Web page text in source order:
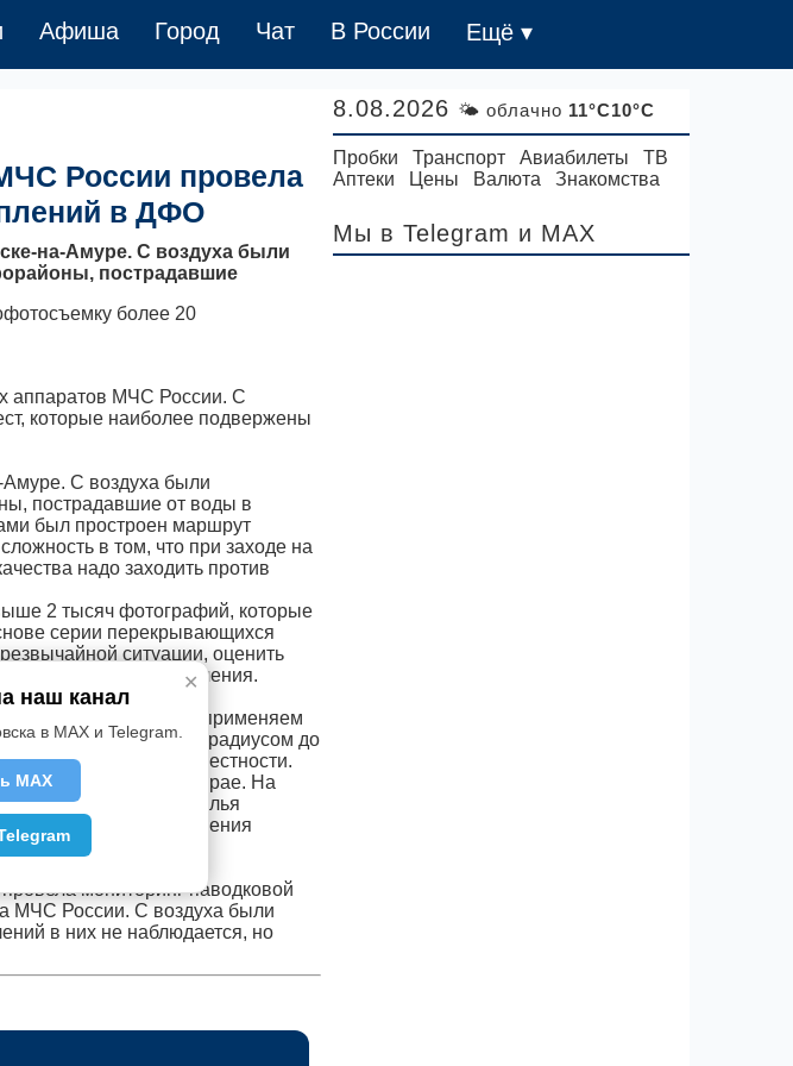
Афиша Город Чат В России Ещё ▾
России провела
в ДФО
на-Амуре. С воздуха были
пострадавшие
аппаратов МЧС России. С
которые наиболее подвержены
Амуре. С воздуха были
пострадавшие от воды в
был простроен маршрут
в том, что при заходе на
надо заходить против
2 тысяч фотографий, которые
серии перекрывающихся
ситуации, оценить
и количество населения.
с 24 августа. Мы применяем
охват территории радиусом до
больших площадей местности.
и Приморском крае. На
10», - рассказал Илья
Главного управления
мониторинг паводковой
МЧС России. С воздуха были
в них не наблюдается, но
✕
наш канал
в MAX и Telegram.
MAX
8.08.2026 🌤 облачно 11°C10°C
Пробки Транспорт Авиабилеты
ТВ
Аптеки
Цены Валюта Знакомства
Мы в Telegram и MAX